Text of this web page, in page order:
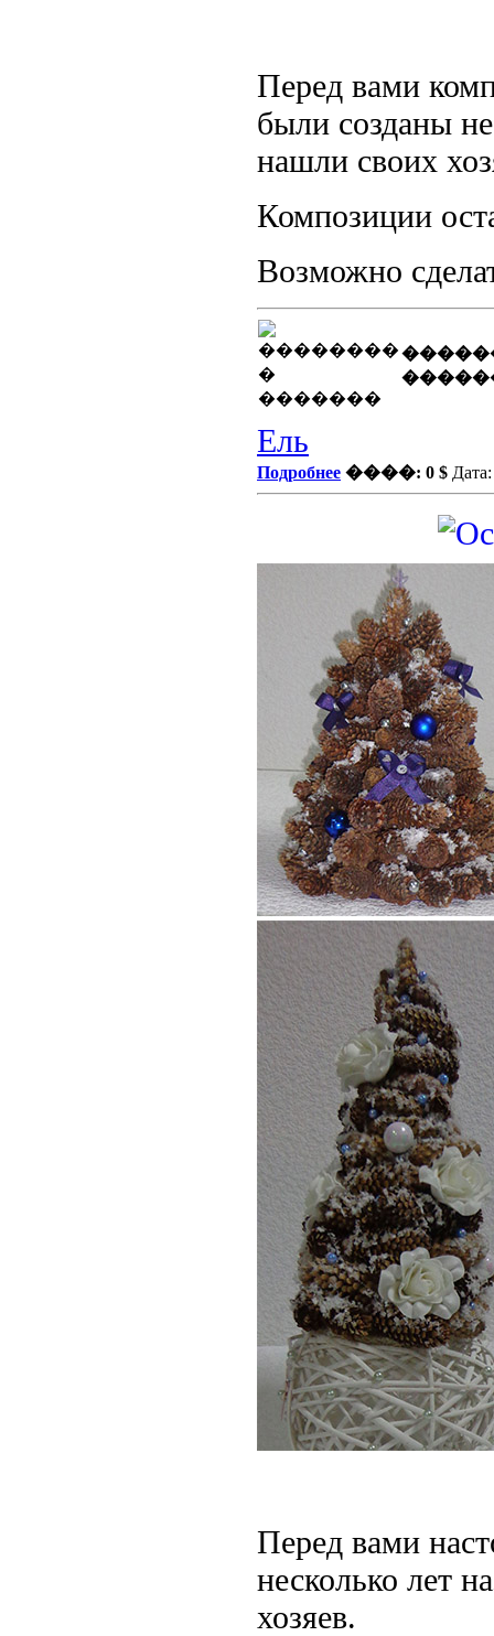
Перед вами
были созданы
нашли своих
Композиции
Возможно
Ель
Подробнее ����: 0 $
Перед вами
несколько лет
хозяев.